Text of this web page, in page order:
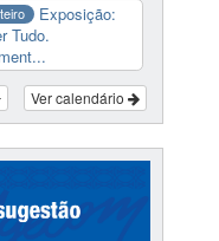
Exposição:
Tudo.
Ver calendário